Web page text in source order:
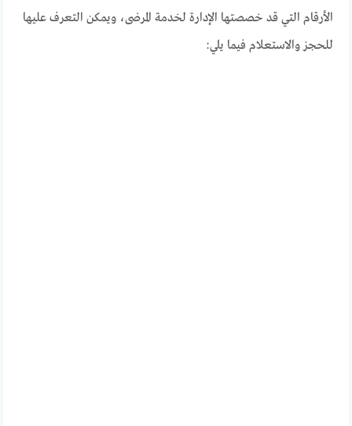
الأرقام التي قد خصصتها الإدارة لخدمة المرضى، ويمكن التعرف عليها
للحجز والاستعلام فيما يلي: